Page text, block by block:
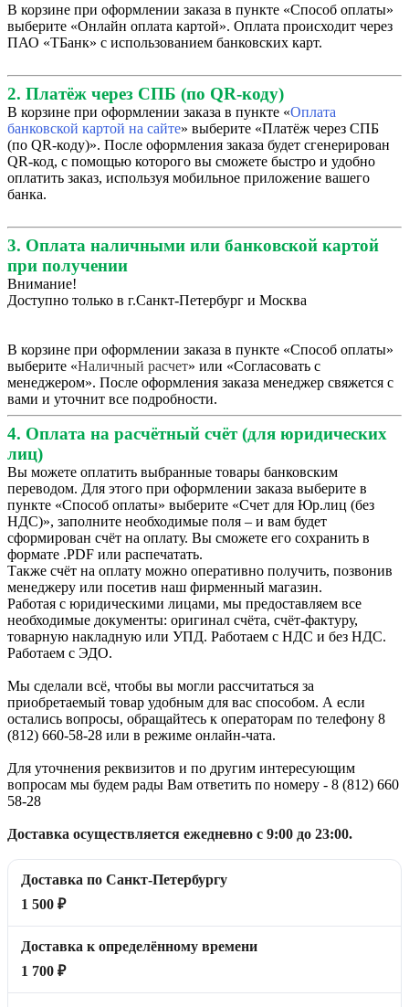
В корзине при оформлении заказа в пункте «Способ оплаты»
выберите «Онлайн оплата картой». Оплата происходит через
ПАО «ТБанк» с использованием банковских карт.
2. Платёж через СПБ (по QR-коду)
В корзине при оформлении заказа в пункте «Оплата
банковской картой на сайте» выберите «Платёж через СПБ
(по QR-коду)». После оформления заказа будет сгенерирован
QR-код, с помощью которого вы сможете быстро и удобно
оплатить заказ, используя мобильное приложение вашего
банка.
3. Оплата наличными или банковской картой
при получении
Внимание!
Доступно только в г.Санкт-Петербург и Москва
В корзине при оформлении заказа в пункте «Способ оплаты»
выберите «Наличный расчет» или «Согласовать с
менеджером». После оформления заказа менеджер свяжется с
вами и уточнит все подробности.
4. Оплата на расчётный счёт (для юридических
лиц)
Вы можете оплатить выбранные товары банковским
переводом. Для этого при оформлении заказа выберите в
пункте «Способ оплаты» выберите «Счет для Юр.лиц (без
НДС)», заполните необходимые поля – и вам будет
сформирован счёт на оплату. Вы сможете его сохранить в
формате .PDF или распечатать.
Также счёт на оплату можно оперативно получить, позвонив
менеджеру или посетив наш фирменный магазин.
Работая с юридическими лицами, мы предоставляем все
необходимые документы: оригинал счёта, счёт-фактуру,
товарную накладную или УПД. Работаем с НДС и без НДС.
Работаем с ЭДО.
Мы сделали всё, чтобы вы могли рассчитаться за
приобретаемый товар удобным для вас способом. А если
остались вопросы, обращайтесь к операторам по телефону 8
(812) 660-58-28 или в режиме онлайн-чата.
Для уточнения реквизитов и по другим интересующим
вопросам мы будем рады Вам ответить по номеру - 8 (812) 660
58-28
Доставка осуществляется ежедневно с 9:00 до 23:00.
Доставка по Санкт-Петербургу
1 500 ₽
Доставка к определённому времени
1 700 ₽